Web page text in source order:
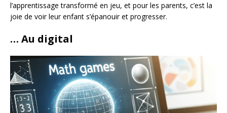
l’apprentissage transformé en jeu, et pour les parents, c’est la
joie de voir leur enfant s’épanouir et progresser.
… Au digital